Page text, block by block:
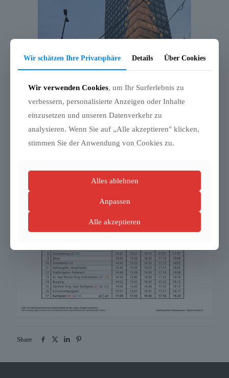
Share
Wir schätzen Ihre Privatsphäre Details Über Cookies
Wir verwenden Cookies, um Ihr Surferlebnis zu
verbessern, personalisierte Anzeigen oder Inhalte
einzusetzen und unseren Datenverkehr zu
analysieren. Wenn Sie auf „Alle akzeptieren" klicken,
stimmen Sie der Anwendung von Cookies zu.
Alles ablehnen
Anpassen
Alle akzeptieren